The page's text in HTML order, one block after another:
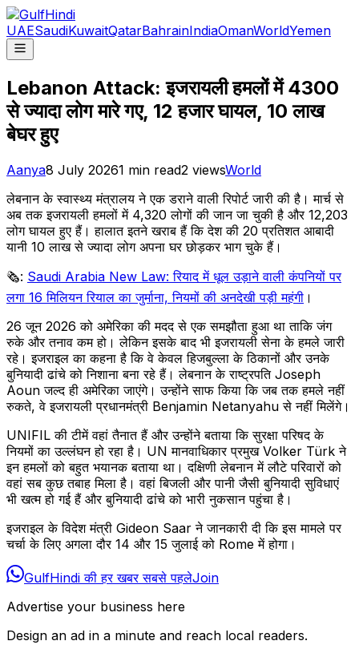
UAESaudiKuwaitQatarBahrainIndiaOmanWorldYemen
Lebanon Attack: इजरायली हमलों में 4300
से ज्यादा लोग मारे गए, 12 हजार घायल, 10 लाख
बेघर हुए
Aanya8 July 20261 min read2 viewsWorld
लेबनान के स्वास्थ्य मंत्रालय ने एक डराने वाली रिपोर्ट जारी की है। मार्च से
अब तक इजरायली हमलों में 4,320 लोगों की जान जा चुकी है और 12,203
लोग घायल हुए हैं। हालात इतने खराब हैं कि देश की 20 प्रतिशत आबादी
यानी 10 लाख से ज्यादा लोग अपना घर छोड़कर भाग चुके हैं।
🗞️: Saudi Arabia New Law: रियाद में धूल उड़ाने वाली कंपनियों पर
लगा 16 मिलियन रियाल का जुर्माना, नियमों की अनदेखी पड़ी महंगी ।
26 जून 2026 को अमेरिका की मदद से एक समझौता हुआ था ताकि जंग
रुके और तनाव कम हो। लेकिन इसके बाद भी इजरायली सेना के हमले जारी
रहे। इजराइल का कहना है कि वे केवल हिजबुल्ला के ठिकानों और उनके
बुनियादी ढांचे को निशाना बना रहे हैं। लेबनान के राष्ट्रपति Joseph
Aoun जल्द ही अमेरिका जाएंगे। उन्होंने साफ किया कि जब तक हमले नहीं
रुकते, वे इजरायली प्रधानमंत्री Benjamin Netanyahu से नहीं मिलेंगे।
UNIFIL की टीमें वहां तैनात हैं और उन्होंने बताया कि सुरक्षा परिषद के
नियमों का उल्लंघन हो रहा है। UN मानवाधिकार प्रमुख Volker Türk ने
इन हमलों को बहुत भयानक बताया था। दक्षिणी लेबनान में लौटे परिवारों को
वहां सब कुछ तबाह मिला है। वहां बिजली और पानी जैसी बुनियादी सुविधाएं
भी खत्म हो गई हैं और बुनियादी ढांचे को भारी नुकसान पहुंचा है।
इजराइल के विदेश मंत्री Gideon Saar ने जानकारी दी कि इस मामले पर
चर्चा के लिए अगला दौर 14 और 15 जुलाई को Rome में होगा।
GulfHindi की हर खबर सबसे पहलेJoin
Advertise your business here
Design an ad in a minute and reach local readers.